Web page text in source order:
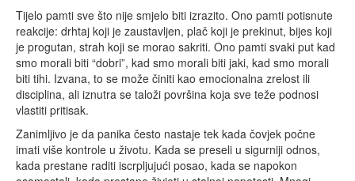
Tijelo pamti sve što nije smjelo biti izrazito. Ono pamti potisnute
reakcije: drhtaj koji je zaustavljen, plač koji je prekinut, bijes koji
je progutan, strah koji se morao sakriti. Ono pamti svaki put kad
smo morali biti “dobri”, kad smo morali biti jaki, kad smo morali
biti tihi. Izvana, to se može činiti kao emocionalna zrelost ili
disciplina, ali iznutra se taloži površina koja sve teže podnosi
vlastiti pritisak.
Zanimljivo je da panika često nastaje tek kada čovjek počne
imati više kontrole u životu. Kada se preseli u sigurniji odnos,
kada prestane raditi iscrpljujući posao, kada se napokon